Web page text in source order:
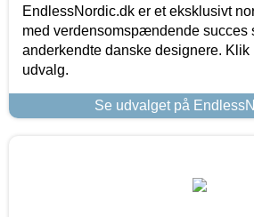
EndlessNordic.dk er et eksklusivt
med verdensomspændende succes
anderkendte danske designere. Klik
udvalg.
Se udvalget på